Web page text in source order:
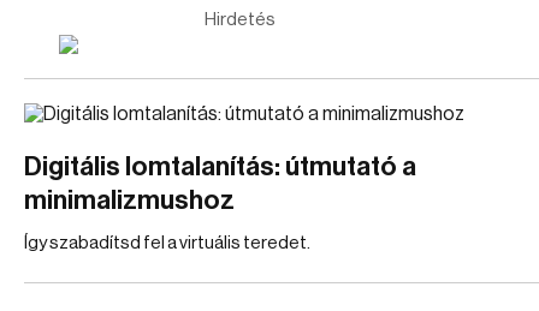
Hirdetés
Digitális lomtalanítás: útmutató a
minimalizmushoz
Így szabadítsd fel a virtuális teredet.